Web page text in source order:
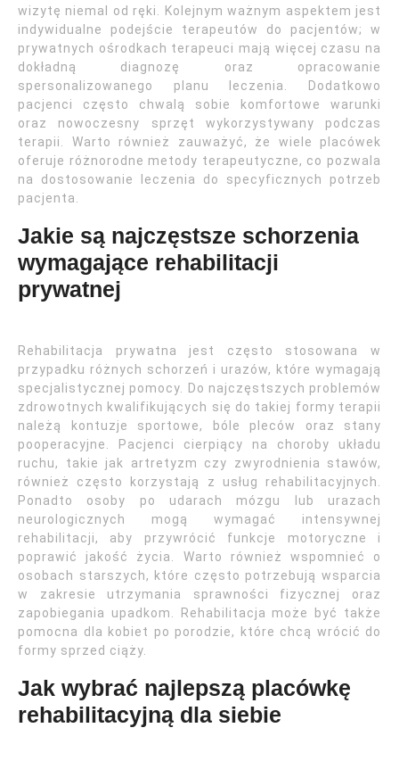
wizytę niemal od ręki. Kolejnym ważnym aspektem jest
indywidualne podejście terapeutów do pacjentów; w
prywatnych ośrodkach terapeuci mają więcej czasu na
dokładną diagnozę oraz opracowanie
spersonalizowanego planu leczenia. Dodatkowo
pacjenci często chwalą sobie komfortowe warunki
oraz nowoczesny sprzęt wykorzystywany podczas
terapii. Warto również zauważyć, że wiele placówek
oferuje różnorodne metody terapeutyczne, co pozwala
na dostosowanie leczenia do specyficznych potrzeb
pacjenta.
Jakie są najczęstsze schorzenia
wymagające rehabilitacji
prywatnej
Rehabilitacja prywatna jest często stosowana w
przypadku różnych schorzeń i urazów, które wymagają
specjalistycznej pomocy. Do najczęstszych problemów
zdrowotnych kwalifikujących się do takiej formy terapii
należą kontuzje sportowe, bóle pleców oraz stany
pooperacyjne. Pacjenci cierpiący na choroby układu
ruchu, takie jak artretyzm czy zwyrodnienia stawów,
również często korzystają z usług rehabilitacyjnych.
Ponadto osoby po udarach mózgu lub urazach
neurologicznych mogą wymagać intensywnej
rehabilitacji, aby przywrócić funkcje motoryczne i
poprawić jakość życia. Warto również wspomnieć o
osobach starszych, które często potrzebują wsparcia
w zakresie utrzymania sprawności fizycznej oraz
zapobiegania upadkom. Rehabilitacja może być także
pomocna dla kobiet po porodzie, które chcą wrócić do
formy sprzed ciąży.
Jak wybrać najlepszą placówkę
rehabilitacyjną dla siebie